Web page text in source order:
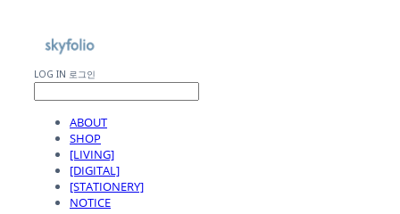
LOG IN 로그인
ABOUT
SHOP
[LIVING]
[DIGITAL]
[STATIONERY]
NOTICE